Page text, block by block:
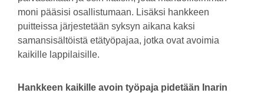
moni pääsisi osallistumaan. Lisäksi hankkeen
puitteissa järjestetään syksyn aikana kaksi
samansisältöistä etätyöpajaa, jotka ovat avoimia
kaikille lappilaisille.
Hankkeen kaikille avoin työpaja pidetään Inarin